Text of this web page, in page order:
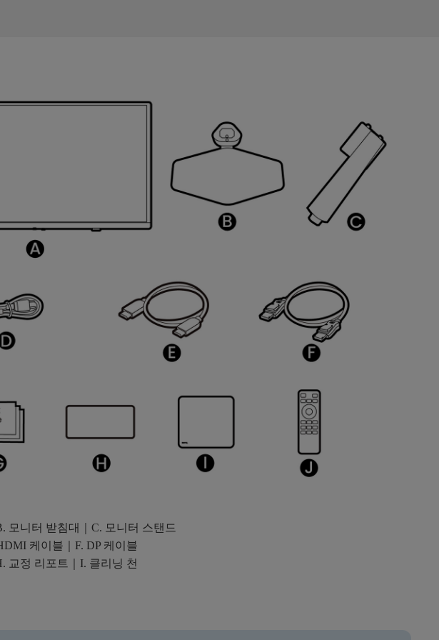
모니터 받침대｜C. 모니터 스탠드
케이블｜F. DP 케이블
교정 리포트｜I. 클리닝 천